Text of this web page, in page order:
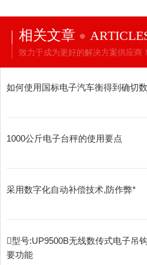
相关文章
致力于成为更好的解决方案供应商！
如何使用国标电子汽车衡得到确切
1000公斤电子台秤的使用要点
采用数字化自动补偿技术,防作弊*
型号:UP9500B无线数传式电子吊
要功能